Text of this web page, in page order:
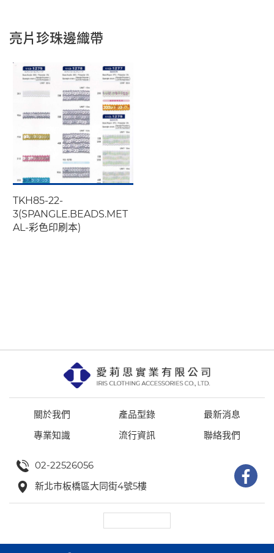
亮片珍珠邊織帶
TKH85-22-
3(SPANGLE.BEADS.MET
AL-彩色印刷本)
關於我們 產品型錄
最新消息
專業知識
流行資訊 聯絡我們
02-22526056
新北市板橋區大同街4號5樓